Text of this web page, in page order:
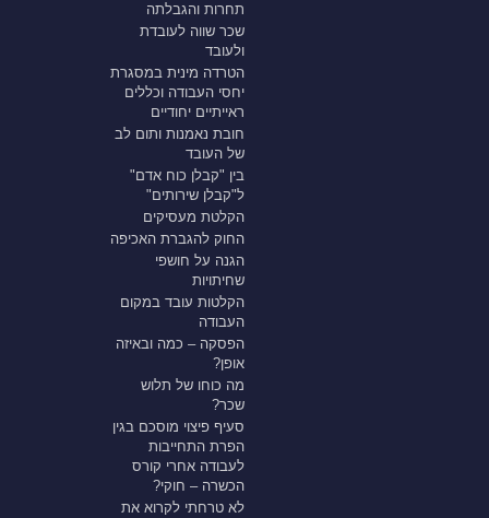
תחרות והגבלתה
שכר שווה לעובדת
ולעובד
הטרדה מינית במסגרת
יחסי העבודה וכללים
ראייתיים יחודיים
חובת נאמנות ותום לב
של העובד
בין "קבלן כוח אדם"
ל"קבלן שירותים"
הקלטת מעסיקים
החוק להגברת האכיפה
הגנה על חושפי
שחיתויות
הקלטות עובד במקום
העבודה
הפסקה – כמה ובאיזה
אופן?
מה כוחו של תלוש
שכר?
סעיף פיצוי מוסכם בגין
הפרת התחייבות
לעבודה אחרי קורס
הכשרה – חוקי?
לא טרחתי לקרוא את